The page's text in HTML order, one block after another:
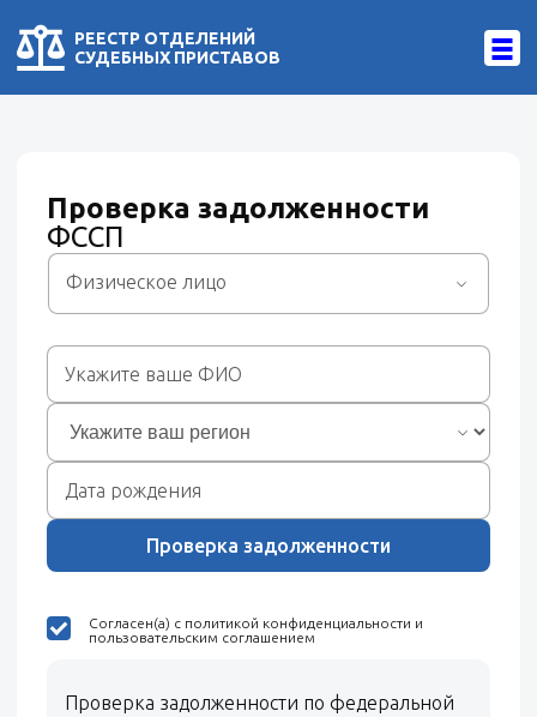
РЕЕСТР ОТДЕЛЕНИЙ
СУДЕБНЫХ ПРИСТАВОВ
Проверка задолженности
ФССП
Физическое лицо
Проверка задолженности
Согласен(а) с политикой конфиденциальности и
пользовательским соглашением
Проверка задолженности по федеральной